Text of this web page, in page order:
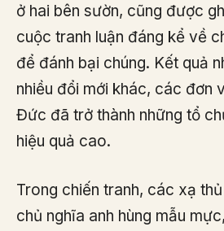
ở hai bên sườn, cũng được
cuộc tranh luận đáng kể về
để đánh bại chúng. Kết quả
nhiều đổi mới khác, các đơn
Đức đã trở thành những tổ
hiệu quả cao.
Trong chiến tranh, các xạ
chủ nghĩa anh hùng mẫu